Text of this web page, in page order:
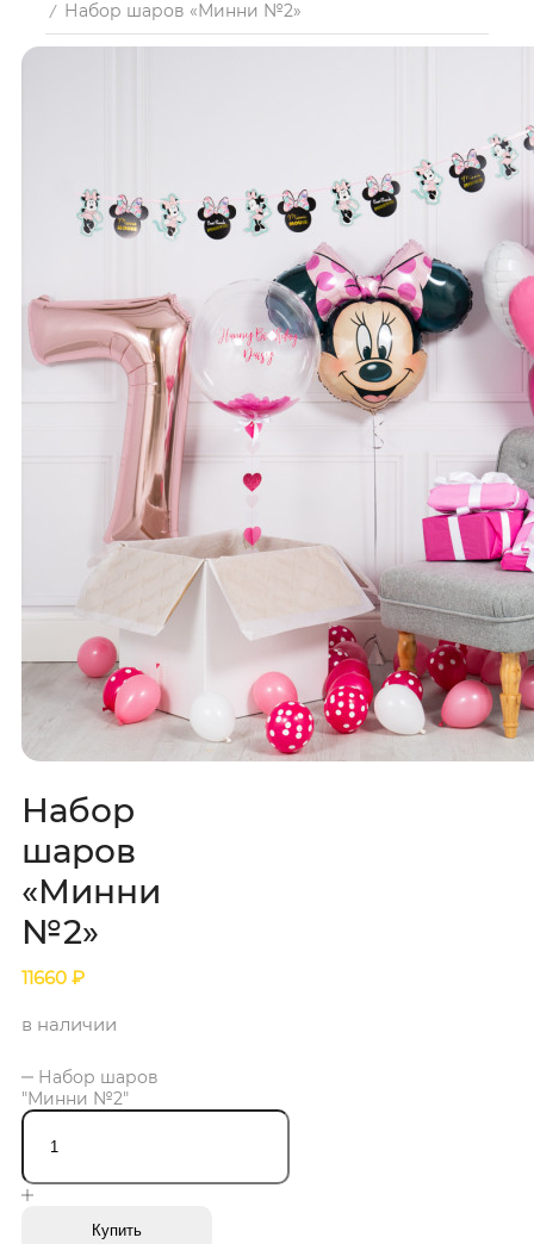
/ Набор шаров «Минни №2»
Набор
шаров
«Минни
№2»
11660 ₽
в наличии
Набор шаров
"Минни №2"
Купить